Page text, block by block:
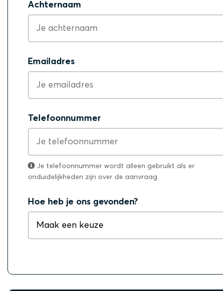
Achternaam
Emailadres
Telefoonnummer
Je telefoonnummer wordt alleen gebruikt als er
onduidelijkheden zijn over de aanvraag.
Hoe heb je ons gevonden?